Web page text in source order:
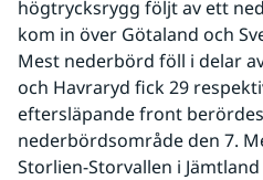
högtrycksrygg följt av ett
kom in över Götaland och
Mest nederbörd föll i delar
och Havraryd fick 29
eftersläpande front
nederbördsområde den 7.
Storlien-Storvallen i